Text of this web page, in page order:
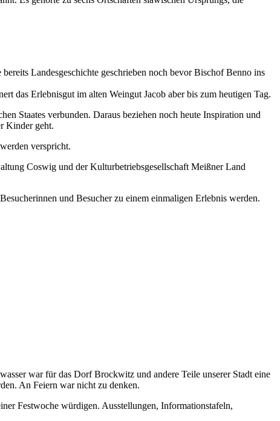
Landesgeschichte geschrieben noch bevor Bischof Benno ins
das Erlebnisgut im alten Weingut Jacob aber bis zum heutigen Tag.
Staates verbunden. Daraus beziehen noch heute Inspiration und
Kinder geht.
verspricht.
Coswig und der Kulturbetriebsgesellschaft Meißner Land
und Besucher zu einem einmaligen Erlebnis werden.
war für das Dorf Brockwitz und andere Teile unserer Stadt eine
An Feiern war nicht zu denken.
Festwoche würdigen. Ausstellungen, Informationstafeln,